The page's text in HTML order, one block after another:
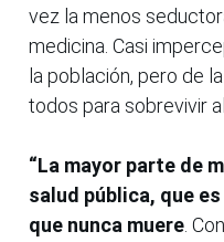
vez la menos
medicina. Casi
la población, pero de
todos para sobrevivir
“La mayor parte de
salud pública, que
que nunca muere .